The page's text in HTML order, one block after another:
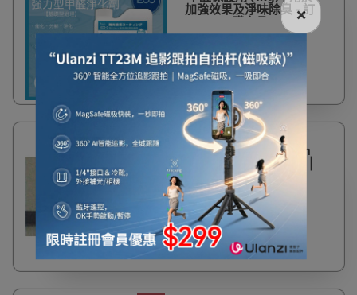
加強效果及淨味除臭 - 訂
購產品
$499
Kamly 金利 74x48cm
木平板車 (XO12402S) |
4寸黑輪
$199
×